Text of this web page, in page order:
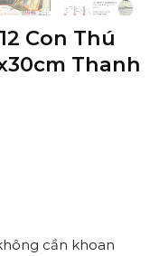
Con Thú
Thanh
cần khoan